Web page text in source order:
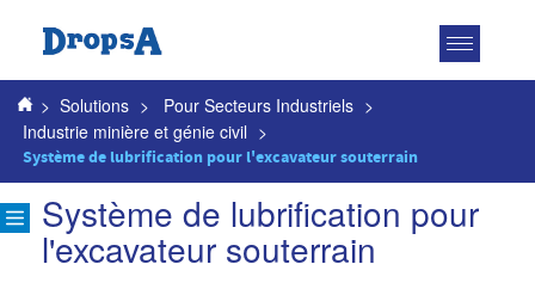
Toggle
> Solutions > Pour Secteurs Industriels >
Industrie minière et génie civil >
Système de lubrification pour l'excavateur souterrain
Système de lubrification pour
l'excavateur souterrain